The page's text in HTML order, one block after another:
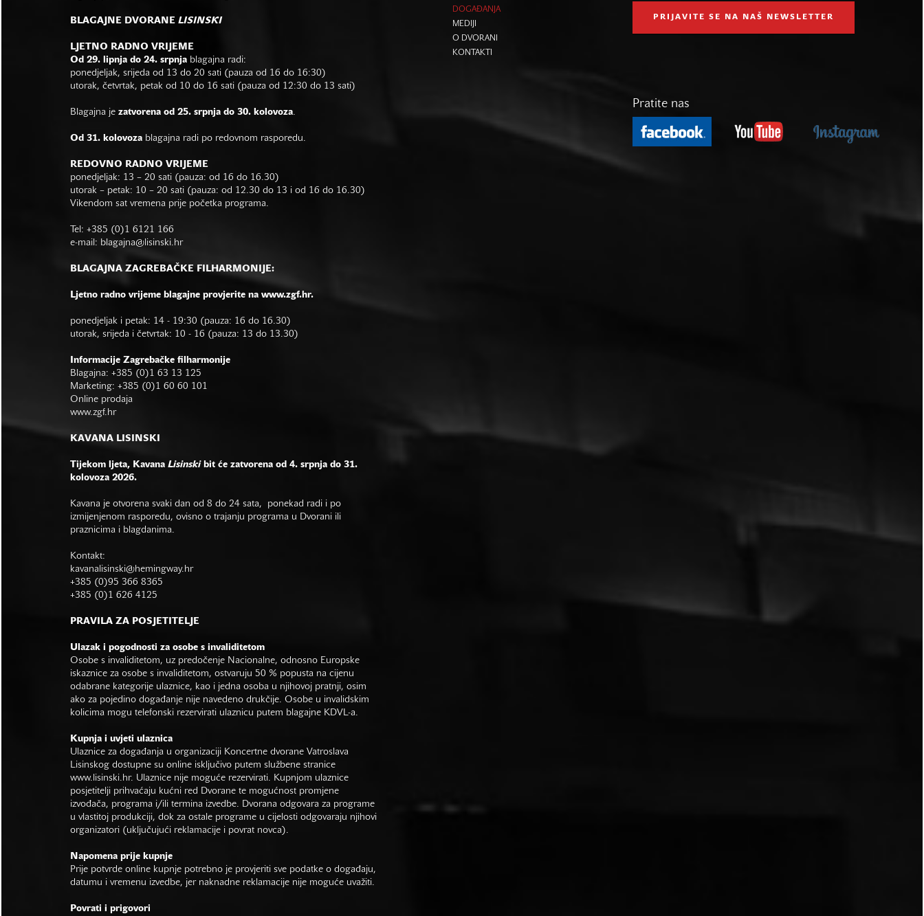
BLAGAJNE DVORANE LISINSKI
LJETNO RADNO VRIJEME
Od 29. lipnja do 24. srpnja blagajna radi:
ponedjeljak, srijeda od 13 do 20 sati (pauza od 16 do 16:30)
utorak, četvrtak, petak od 10 do 16 sati (pauza od 12:30 do 13 sati)
Blagajna je zatvorena od 25. srpnja do 30. kolovoza.
Od 31. kolovoza blagajna radi po redovnom rasporedu.
REDOVNO RADNO VRIJEME
ponedjeljak: 13 – 20 sati (pauza: od 16 do 16.30)
utorak – petak: 10 – 20 sati (pauza: od 12.30 do 13 i od 16 do 16.30)
Vikendom sat vremena prije početka programa.
Tel: +385 (0)1 6121 166
e-mail: blagajna@lisinski.hr
BLAGAJNA ZAGREBAČKE FILHARMONIJE:
Ljetno radno vrijeme blagajne provjerite na www.zgf.hr.
ponedjeljak i petak: 14 - 19:30 (pauza: 16 do 16.30)
utorak, srijeda i četvrtak: 10 - 16 (pauza: 13 do 13.30)
Informacije Zagrebačke filharmonije
Blagajna: +385 (0)1 63 13 125
Marketing: +385 (0)1 60 60 101
Online prodaja
www.zgf.hr
KAVANA LISINSKI
Tijekom ljeta, Kavana Lisinskibit će zatvorena od 4. srpnja do 31.
kolovoza 2026.
Kavana je otvorena svaki dan od 8 do 24 sata, ponekad radi i po
izmijenjenom rasporedu, ovisno o trajanju programa u Dvorani ili
praznicima i blagdanima.
Kontakt:
kavanalisinski@hemingway.hr
+385 (0)95 366 8365
+385 (0)1 626 4125
PRAVILA ZA POSJETITELJE
Ulazak i pogodnosti za osobe s invaliditetom
Osobe s invaliditetom, uz predočenje Nacionalne, odnosno Europske
iskaznice za osobe s invaliditetom, ostvaruju 50 % popusta na cijenu
odabrane kategorije ulaznice, kao i jedna osoba u njihovoj pratnji, osim
ako za pojedino događanje nije navedeno drukčije. Osobe u invalidskim
kolicima mogu telefonski rezervirati ulaznicu putem blagajne KDVL-a.
Kupnja i uvjeti ulaznica
Ulaznice za događanja u organizaciji Koncertne dvorane Vatroslava
Lisinskog dostupne su online isključivo putem službene stranice
www.lisinski.hr. Ulaznice nije moguće rezervirati. Kupnjom ulaznice
posjetitelji prihvaćaju kućni red Dvorane te mogućnost promjene
izvođača, programa i/ili termina izvedbe. Dvorana odgovara za programe
u vlastitoj produkciji, dok za ostale programe u cijelosti odgovaraju njihovi
organizatori (uključujući reklamacije i povrat novca).
Napomena prije kupnje
Prije potvrde online kupnje potrebno je provjeriti sve podatke o događaju,
datumu i vremenu izvedbe, jer naknadne reklamacije nije moguće uvažiti.
Povrati i prigovori
DOGAĐANJA
MEDIJI
O DVORANI
KONTAKTI
PRIJAVITE SE NA NAŠ NEWSLETTER
Pratite nas